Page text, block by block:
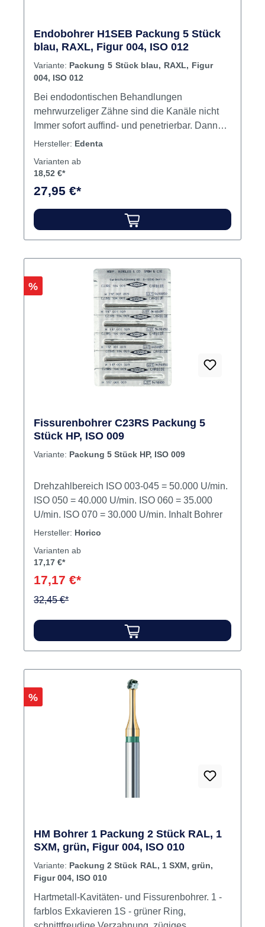
Endobohrer H1SEB Packung 5 Stück
blau, RAXL, Figur 004, ISO 012
Variante: Packung 5 Stück blau, RAXL, Figur
004, ISO 012
Bei endodontischen Behandlungen
mehrwurzeliger Zähne sind die Kanäle nicht
Immer sofort auffind- und penetrierbar. Dann
muss zuerst ein Isthmus über einen Teil oder
ein verborgener Kanal gefunden wird. Die neu
diese
Behandlungen.WurzelkanalaufbereitungDrehz
Hersteller: Edenta
Varianten ab
18,52 €*
27,95 €*
Rabatt
%
Fissurenbohrer C23RS Packung 5
Stück HP, ISO 009
Variante: Packung 5 Stück HP, ISO 009
Drehzahlbereich ISO 003-045 = 50.000 U/min.
ISO 050 = 40.000 U/min. ISO 060 = 35.000
U/min. ISO 070 = 30.000 U/min. Inhalt Bohrer
Hersteller: Horico
Varianten ab
17,17 €*
17,17 €*
32,45 €*
Rabatt
%
HM Bohrer 1 Packung 2 Stück RAL, 1
SXM, grün, Figur 004, ISO 010
Variante: Packung 2 Stück RAL, 1 SXM, grün,
Figur 004, ISO 010
Hartmetall-Kavitäten- und Fissurenbohrer. 1 -
farblos Exkavieren 1S - grüner Ring,